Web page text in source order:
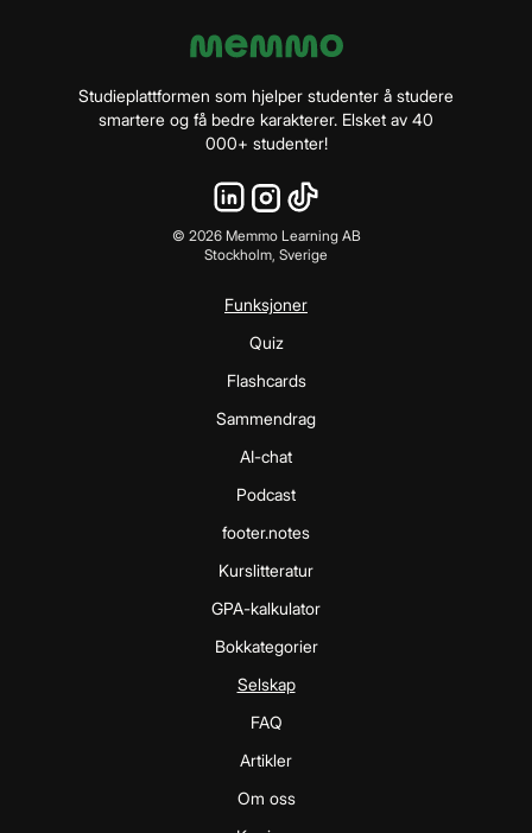
Studieplattformen som hjelper studenter å studere
smartere og få bedre karakterer. Elsket av 40
000+ studenter!
© 2026Memmo Learning AB
Stockholm, Sverige
Funksjoner
Quiz
Flashcards
Sammendrag
AI-chat
Podcast
footer.notes
Kurslitteratur
GPA-kalkulator
Bokkategorier
Selskap
FAQ
Artikler
Om oss